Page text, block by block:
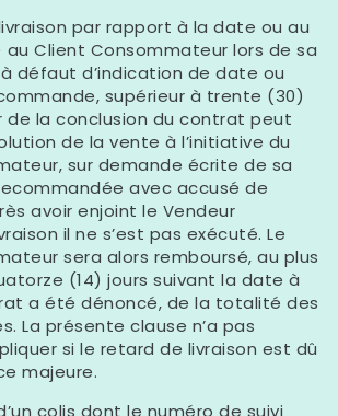
par rapport à la date ou au
Client Consommateur lors de sa
défaut d’indication de date ou
supérieur à trente (30)
de la conclusion du contrat peut
de la vente à l’initiative du
sur demande écrite de sa
avec accusé de
avoir enjoint le Vendeur
il ne s’est pas exécuté. Le
sera alors remboursé, au plus
(14) jours suivant la date à
a été dénoncé, de la totalité des
La présente clause n’a pas
si le retard de livraison est dû
majeure.
colis dont le numéro de suivi